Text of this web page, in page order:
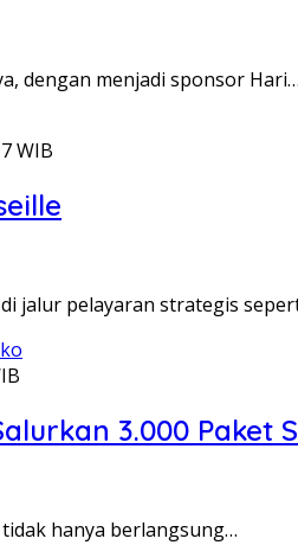
dengan menjadi sponsor Hari…
WIB
jalur pelayaran strategis
3.000 Paket
tidak hanya berlangsung…